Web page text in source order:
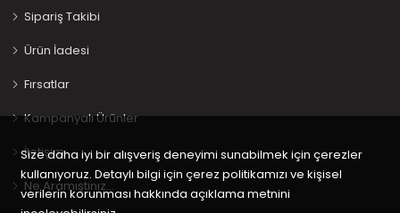
Sipariş Takibi
Ürün İadesi
Fırsatlar
Kampanyalı Ürünler
İletişim
Ne Aramıştınız…
Size daha iyi bir alışveriş deneyimi sunabilmek için çerezler
kullanıyoruz. Detaylı bilgi için çerez politikamızı ve kişisel
verilerin korunması hakkında açıklama metnini